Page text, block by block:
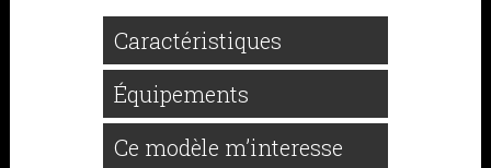
Caractéristiques
Équipements
Ce modèle m’interesse